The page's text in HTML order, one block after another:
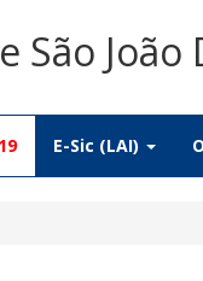
São João
E-Sic (LAI)